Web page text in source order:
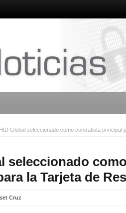
HID Global seleccionado como contratista principal
seleccionado
la Tarjeta de
Cruz